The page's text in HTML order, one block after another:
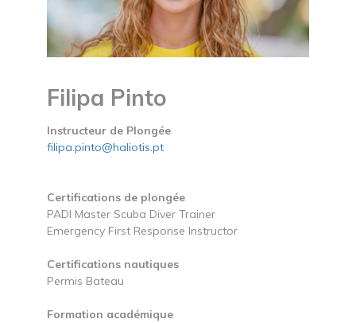
Filipa Pinto
Instructeur de Plongée
filipa.pinto@haliotis.pt
Certifications de plongée
PADI Master Scuba Diver Trainer
Emergency First Response Instructor
Certifications nautiques
Permis Bateau
Formation académique